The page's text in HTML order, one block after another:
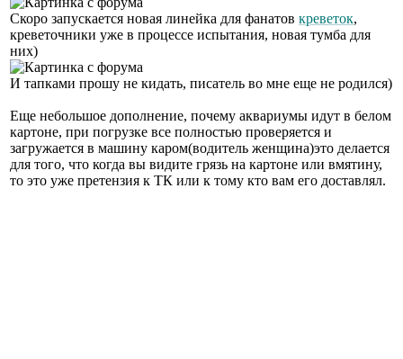
Скоро запускается новая линейка для фанатов креветок,
креветочники уже в процессе испытания, новая тумба для
них)
И тапками прошу не кидать, писатель во мне еще не родился)
Еще небольшое дополнение, почему аквариумы идут в белом
картоне, при погрузке все полностью проверяется и
загружается в машину каром(водитель женщина)это делается
для того, что когда вы видите грязь на картоне или вмятину,
то это уже претензия к ТК или к тому кто вам его доставлял.